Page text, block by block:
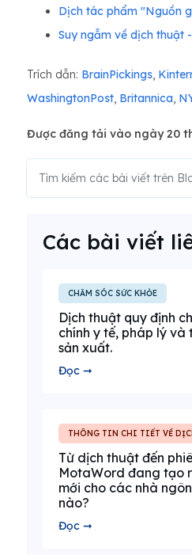
Dịch tác phẩm "Nguồn
Suy ngẫm về dịch thuật
Trích dẫn: BrainPickings,
WashingtonPost, Britannica,
Được đăng tải vào ngày 20
Các bài viết
CHĂM SÓC SỨC KHỎE
Dịch thuật quy định
chính y tế, pháp lý và
sản xuất.
Đọc ➞
THÔNG TIN CHI TIẾT VỀ
Từ dịch thuật đến
MotaWord đang tạo
mới cho các nhà
nào?
Đọc ➞